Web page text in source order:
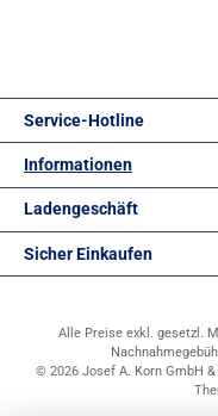
Service-Hotline
Informationen
Ladengeschäft
Sicher Einkaufen
Alle Preise exkl. gesetzl.
© 2026 Josef A. Korn GmbH